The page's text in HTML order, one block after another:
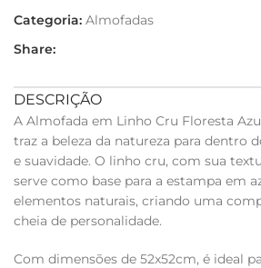
Categoria: Almofadas
Share:
DESCRIÇÃO
A Almofada em Linho Cru Floresta
traz a beleza da natureza para dentro
e suavidade. O linho cru, com sua
serve como base para a estampa em
elementos naturais, criando uma
cheia de personalidade.
Com dimensões de 52x52cm, é ideal